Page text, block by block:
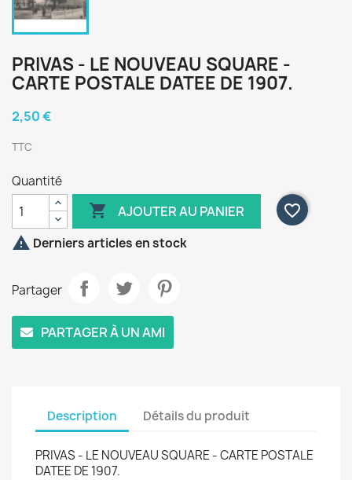
PRIVAS - LE NOUVEAU SQUARE -
CARTE POSTALE DATEE DE 1907.
2,50 €
TTC
Quantité
 AJOUTER AU PANIER
favorite_border
 Derniers articles en stock
Partager
PARTAGER À UN AMI
Description Détails du produit
PRIVAS - LE NOUVEAU SQUARE - CARTE POSTALE
DATEE DE 1907.